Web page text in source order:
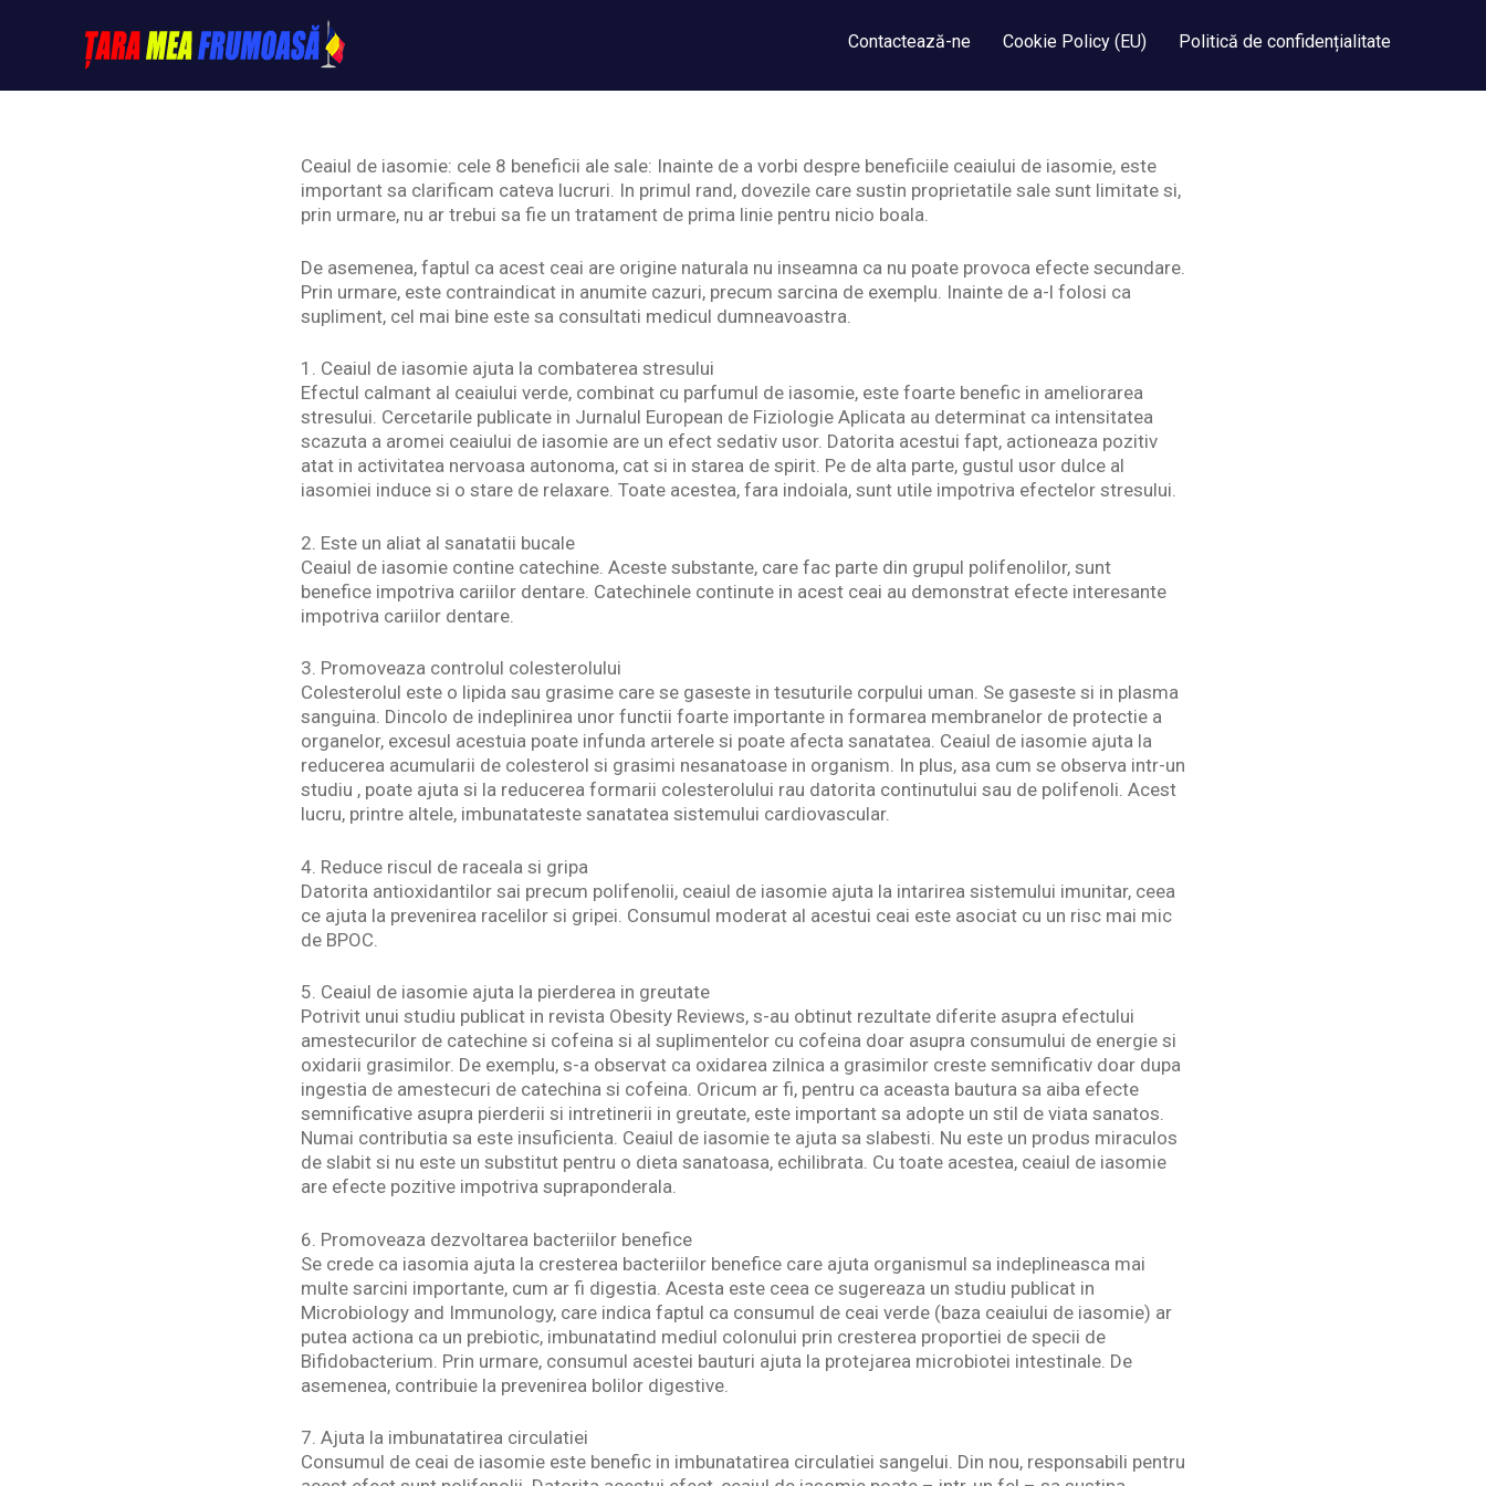
Tarameafrumoasa
Contactează-ne Cookie Policy (EU) Politică de confidențialitate
Ceaiul de iasomie: cele 8 beneficii ale sale: Inainte de a vorbi despre beneficiile ceaiului de iasomie, este
important sa clarificam cateva lucruri. In primul rand, dovezile care sustin proprietatile sale sunt limitate si,
prin urmare, nu ar trebui sa fie un tratament de prima linie pentru nicio boala.
De asemenea, faptul ca acest ceai are origine naturala nu inseamna ca nu poate provoca efecte secundare.
Prin urmare, este contraindicat in anumite cazuri, precum sarcina de exemplu. Inainte de a-l folosi ca
supliment, cel mai bine este sa consultati medicul dumneavoastra.
1. Ceaiul de iasomie ajuta la combaterea stresului
Efectul calmant al ceaiului verde, combinat cu parfumul de iasomie, este foarte benefic in ameliorarea
stresului. Cercetarile publicate in Jurnalul European de Fiziologie Aplicata au determinat ca intensitatea
scazuta a aromei ceaiului de iasomie are un efect sedativ usor. Datorita acestui fapt, actioneaza pozitiv
atat in activitatea nervoasa autonoma, cat si in starea de spirit. Pe de alta parte, gustul usor dulce al
iasomiei induce si o stare de relaxare. Toate acestea, fara indoiala, sunt utile impotriva efectelor stresului.
2. Este un aliat al sanatatii bucale
Ceaiul de iasomie contine catechine. Aceste substante, care fac parte din grupul polifenolilor, sunt
benefice impotriva cariilor dentare. Catechinele continute in acest ceai au demonstrat efecte interesante
impotriva cariilor dentare.
3. Promoveaza controlul colesterolului
Colesterolul este o lipida sau grasime care se gaseste in tesuturile corpului uman. Se gaseste si in plasma
sanguina. Dincolo de indeplinirea unor functii foarte importante in formarea membranelor de protectie a
organelor, excesul acestuia poate infunda arterele si poate afecta sanatatea. Ceaiul de iasomie ajuta la
reducerea acumularii de colesterol si grasimi nesanatoase in organism. In plus, asa cum se observa intr-un
studiu , poate ajuta si la reducerea formarii colesterolului rau datorita continutului sau de polifenoli. Acest
lucru, printre altele, imbunatateste sanatatea sistemului cardiovascular.
4. Reduce riscul de raceala si gripa
Datorita antioxidantilor sai precum polifenolii, ceaiul de iasomie ajuta la intarirea sistemului imunitar, ceea
ce ajuta la prevenirea racelilor si gripei. Consumul moderat al acestui ceai este asociat cu un risc mai mic
de BPOC.
5. Ceaiul de iasomie ajuta la pierderea in greutate
Potrivit unui studiu publicat in revista Obesity Reviews, s-au obtinut rezultate diferite asupra efectului
amestecurilor de catechine si cofeina si al suplimentelor cu cofeina doar asupra consumului de energie si
oxidarii grasimilor. De exemplu, s-a observat ca oxidarea zilnica a grasimilor creste semnificativ doar dupa
ingestia de amestecuri de catechina si cofeina. Oricum ar fi, pentru ca aceasta bautura sa aiba efecte
semnificative asupra pierderii si intretinerii in greutate, este important sa adopte un stil de viata sanatos.
Numai contributia sa este insuficienta. Ceaiul de iasomie te ajuta sa slabesti. Nu este un produs miraculos
de slabit si nu este un substitut pentru o dieta sanatoasa, echilibrata. Cu toate acestea, ceaiul de iasomie
are efecte pozitive impotriva supraponderala.
6. Promoveaza dezvoltarea bacteriilor benefice
Se crede ca iasomia ajuta la cresterea bacteriilor benefice care ajuta organismul sa indeplineasca mai
multe sarcini importante, cum ar fi digestia. Acesta este ceea ce sugereaza un studiu publicat in
Microbiology and Immunology, care indica faptul ca consumul de ceai verde (baza ceaiului de iasomie) ar
putea actiona ca un prebiotic, imbunatatind mediul colonului prin cresterea proportiei de specii de
Bifidobacterium. Prin urmare, consumul acestei bauturi ajuta la protejarea microbiotei intestinale. De
asemenea, contribuie la prevenirea bolilor digestive.
7. Ajuta la imbunatatirea circulatiei
Consumul de ceai de iasomie este benefic in imbunatatirea circulatiei sangelui. Din nou, responsabili pentru